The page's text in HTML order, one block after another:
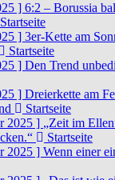
] 6:2 – Borussia
Startseite
] 3er-Kette am
Startseite
] Den Trend
] Dreierkette am
Startseite
2025 ] „Zeit im
Startseite
2025 ] Wenn einer